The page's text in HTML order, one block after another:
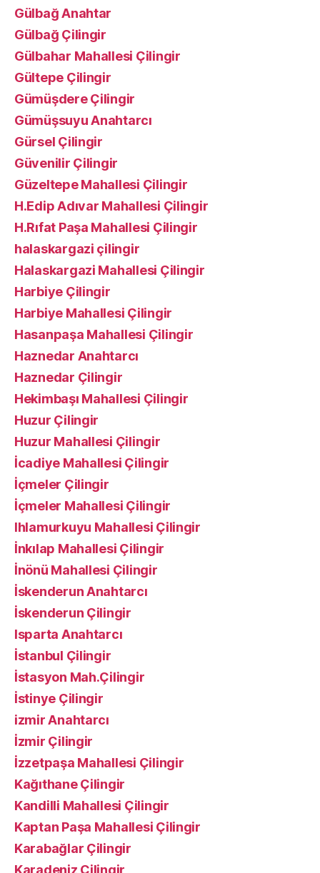
Gülbağ Anahtar
Gülbağ Çilingir
Gülbahar Mahallesi Çilingir
Gültepe Çilingir
Gümüşdere Çilingir
Gümüşsuyu Anahtarcı
Gürsel Çilingir
Güvenilir Çilingir
Güzeltepe Mahallesi Çilingir
H.Edip Adıvar Mahallesi Çilingir
H.Rıfat Paşa Mahallesi Çilingir
halaskargazi çilingir
Halaskargazi Mahallesi Çilingir
Harbiye Çilingir
Harbiye Mahallesi Çilingir
Hasanpaşa Mahallesi Çilingir
Haznedar Anahtarcı
Haznedar Çilingir
Hekimbaşı Mahallesi Çilingir
Huzur Çilingir
Huzur Mahallesi Çilingir
İcadiye Mahallesi Çilingir
İçmeler Çilingir
İçmeler Mahallesi Çilingir
Ihlamurkuyu Mahallesi Çilingir
İnkılap Mahallesi Çilingir
İnönü Mahallesi Çilingir
İskenderun Anahtarcı
İskenderun Çilingir
Isparta Anahtarcı
İstanbul Çilingir
İstasyon Mah.Çilingir
İstinye Çilingir
izmir Anahtarcı
İzmir Çilingir
İzzetpaşa Mahallesi Çilingir
Kağıthane Çilingir
Kandilli Mahallesi Çilingir
Kaptan Paşa Mahallesi Çilingir
Karabağlar Çilingir
Karadeniz Çilingir